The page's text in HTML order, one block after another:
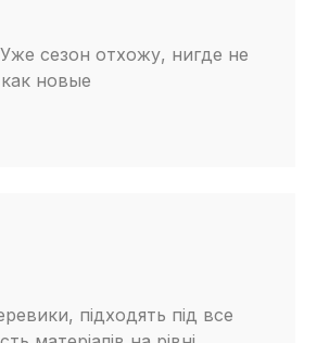
сезон отхожу, нигде не
новые
підходять під все